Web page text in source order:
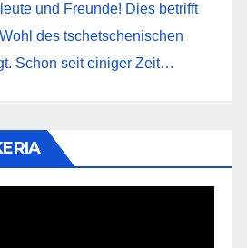
und Freunde! Dies betrifft
des tschetschenischen
Schon seit einiger Zeit…